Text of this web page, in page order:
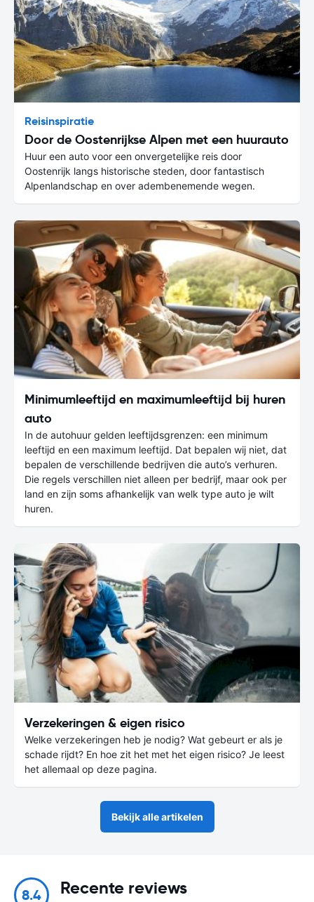
Reisinspiratie
Door de Oostenrijkse Alpen met een huurauto
Huur een auto voor een onvergetelijke reis door
Oostenrijk langs historische steden, door fantastisch
Alpenlandschap en over adembenemende wegen.
Minimumleeftijd en maximumleeftijd bij huren
auto
In de autohuur gelden leeftijdsgrenzen: een minimum
leeftijd en een maximum leeftijd. Dat bepalen wij niet, dat
bepalen de verschillende bedrijven die auto’s verhuren.
Die regels verschillen niet alleen per bedrijf, maar ook per
land en zijn soms afhankelijk van welk type auto je wilt
huren.
Verzekeringen & eigen risico
Welke verzekeringen heb je nodig? Wat gebeurt er als je
schade rijdt? En hoe zit het met het eigen risico? Je leest
het allemaal op deze pagina.
Bekijk alle artikelen
8.4 Recente reviews